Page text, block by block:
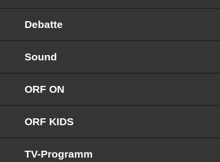
Debatte
Sound
ORF ON
ORF KIDS
TV-Programm